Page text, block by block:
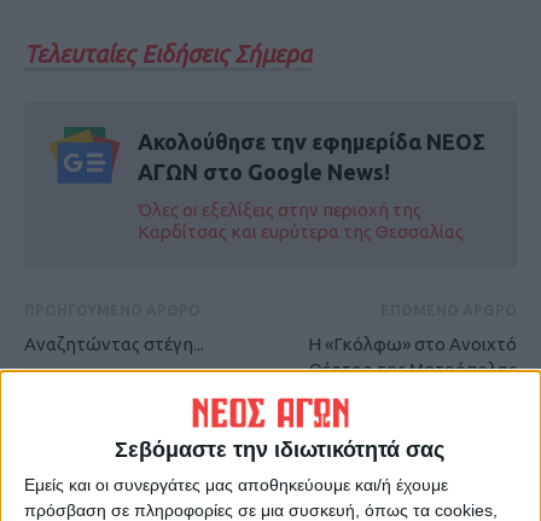
Σεβόμαστε την ιδιωτικότητά σας
Εμείς και οι συνεργάτες μας αποθηκεύουμε και/ή έχουμε
πρόσβαση σε πληροφορίες σε μια συσκευή, όπως τα cookies,
Τελευταίες Ειδήσεις Σήμερα
Ακολούθησε την εφημερίδα ΝΕΟΣ
ΑΓΩΝ στο Google News!
Όλες οι εξελίξεις στην περιοχή της
Καρδίτσας και ευρύτερα της Θεσσαλίας
Αναζητώντας στέγη...
Η «Γκόλφω» στο Ανοιχτό
Θέατρο της Μητρόπολης